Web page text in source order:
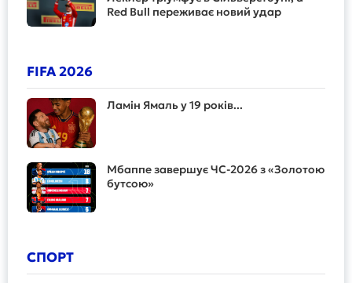
Red Bull переживає новий удар
FIFA 2026
Ламін Ямаль у 19 років...
Мбаппе завершує ЧС-2026 з «Золотою
бутсою»
СПОРТ